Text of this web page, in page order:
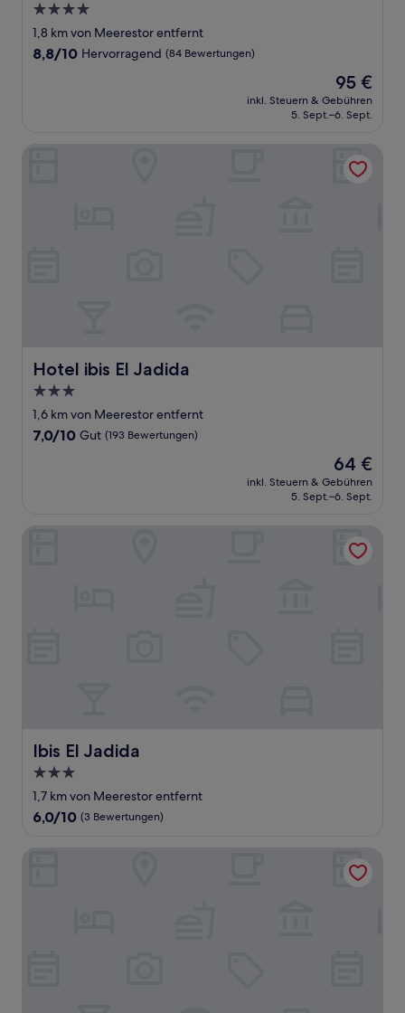
4.0-
Sterne-
Unterkunft
1,8 km von Meerestor entfernt
8.8
8,8/10 Hervorragend (84 Bewertungen)
Der
Preis
beträgt
95 €
inkl. Steuern & Gebühren
5. Sept.–6. Sept.
Hotel ibis El Jadida
Hotel ibis El Jadida
3.0-
Sterne-
Unterkunft
1,6 km von Meerestor entfernt
7.0
7,0/10 Gut (193 Bewertungen)
Der
Preis
beträgt
64 €
inkl. Steuern & Gebühren
5. Sept.–6. Sept.
Ibis El Jadida
Ibis El Jadida
3.0-
Sterne-
Unterkunft
1,7 km von Meerestor entfernt
6.0
10,
6,0/10 (3 Bewertungen)